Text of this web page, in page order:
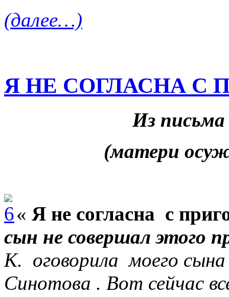
(далее…)
Я НЕ СОГЛАСНА С
Из
(матери
« Я не согласна с
сын не совершал этого
К. оговорила моего
Синотова . Вот сейчас